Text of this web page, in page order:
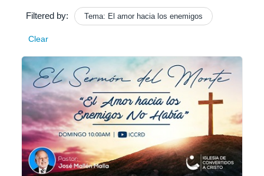
Filtered by: Tema: El amor hacia los enemigos
Clear